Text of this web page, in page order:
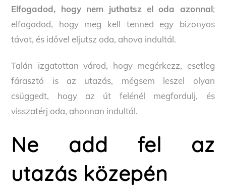
Elfogadod, hogy nem juthatsz el oda azonnal;
elfogadod, hogy meg kell tenned egy bizonyos
távot, és idővel eljutsz oda, ahova indultál.
Talán izgatottan várod, hogy megérkezz, esetleg
fárasztó is az utazás, mégsem leszel olyan
csüggedt, hogy az út felénél megfordulj, és
visszatérj oda, ahonnan indultál.
Ne add fel az
utazás közepén